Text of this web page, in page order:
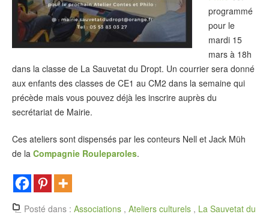
programmé
pour le
mardi 15
mars à 18h
dans la classe de La Sauvetat du Dropt. Un courrier sera donné
aux enfants des classes de CE1 au CM2 dans la semaine qui
précède mais vous pouvez déjà les inscrire auprès du
secrétariat de Mairie.
Ces ateliers sont dispensés par les conteurs Nell et Jack Müh
de la Compagnie Rouleparoles.
Posté dans : Associations , Ateliers culturels , La Sauvetat du